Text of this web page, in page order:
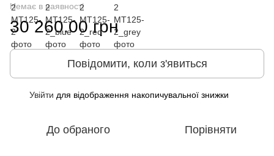
Немає в наявності
30 260.00 грн
Повідомити, коли з'явиться
Увійти для відображення накопичувальної знижки
До обраного Порівняти